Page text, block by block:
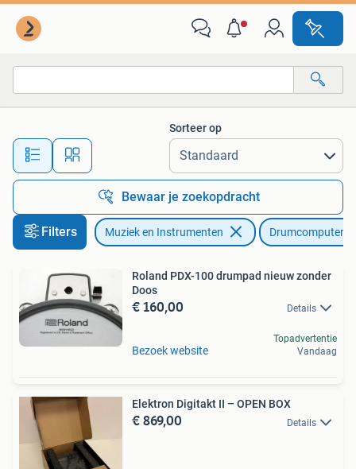
Alle afstanden…
Sorteer op
Bewaar je zoekopdracht
Filters Muziek en Instrumenten Drumcomputers
Roland PDX-100 drumpad nieuw zonder
Doos
€ 160,00 Details
Bezoek website
Topadvertentie
Vandaag
Elektron Digitakt II – OPEN BOX
€ 869,00 Details